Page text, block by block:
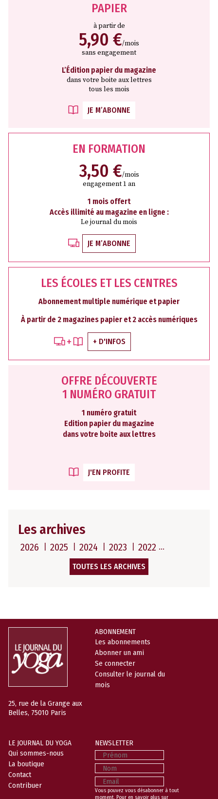
PAPIER
à partir de
5,90 €/mois
sans engagement
L’Édition papier du magazine
dans votre boite aux lettres
tous les mois
JE M’ABONNE
EN FORMATION
3,50 €/mois
engagement 1 an
1 mois offert
Accès illimité au magazine en ligne :
Le journal du mois
JE M’ABONNE
LES ÉCOLES ET LES CENTRES
Abonnement multiple numérique et papier
À partir de 2 magazines papier et 2 accès numériques
+ D'INFOS
OFFRE DÉCOUVERTE
1 NUMÉRO GRATUIT
1 numéro gratuit
Edition papier du magazine
dans votre boite aux lettres
J'EN PROFITE
Les archives
2026 2025 2024 2023 2022
TOUTES LES ARCHIVES
25, rue de la Grange aux
Belles, 75010 Paris
ABONNEMENT
Les abonnements
Abonner un ami
Se connecter
Consulter le journal du
mois
LE JOURNAL DU YOGA
Qui sommes-nous
La boutique
Contact
Contribuer
NEWSLETTER
Prénom
Nom
Email
Vous pouvez vous désabonner à tout
moment. Pour en savoir plus sur